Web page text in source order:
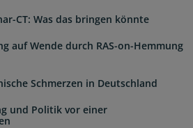
CT: Was das bringen könnte
auf Wende durch RAS-on-Hemmung
Schmerzen in Deutschland
und Politik vor einer